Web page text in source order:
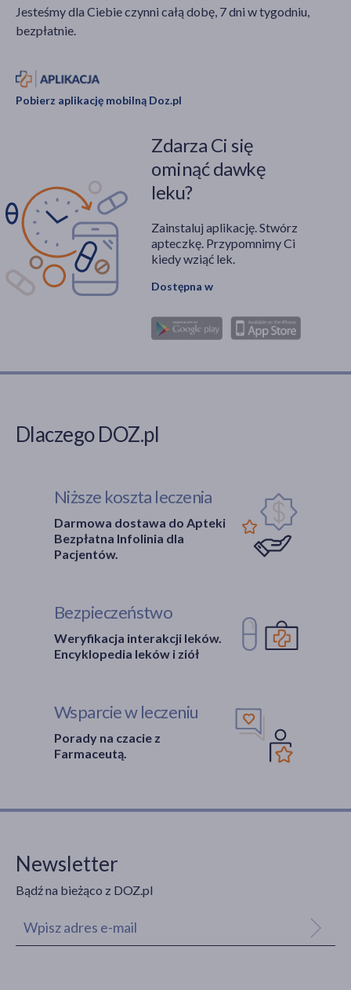
Jesteśmy dla Ciebie czynni całą dobę, 7 dni w tygodniu,
bezpłatnie.
Pobierz aplikację mobilną Doz.pl
Zdarza Ci się
ominąć dawkę
leku?
Zainstaluj aplikację. Stwórz
apteczkę. Przypomnimy Ci
kiedy wziąć lek.
Dostępna w
Dlaczego DOZ.pl
Niższe koszta leczenia
Darmowa dostawa do Apteki
Bezpłatna Infolinia dla
Pacjentów.
Bezpieczeństwo
Weryfikacja interakcji leków.
Encyklopedia leków i ziół
Wsparcie w leczeniu
Porady na czacie z
Farmaceutą.
Newsletter
Bądź na bieżąco z DOZ.pl